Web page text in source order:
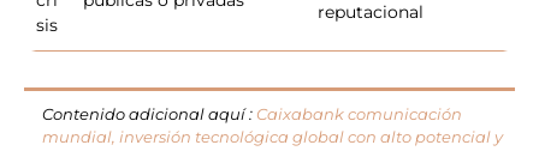
sis
reputacional
Contenido adicional aquí : Caixabank comunicación
mundial, inversión tecnológica global con alto potencial y